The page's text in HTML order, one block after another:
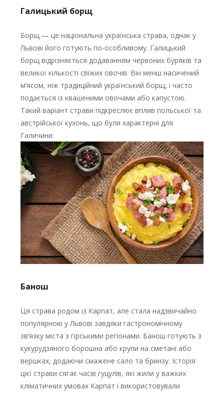
Галицький борщ
Борщ — це національна українська страва, однак у
Львові його готують по-особливому. Галицький
борщ відрізняється додаванням червоних буряків та
великої кількості свіжих овочів. Він менш насичений
м’ясом, ніж традиційний український борщ, і часто
подається із квашеними овочами або капустою.
Такий варіант страви підкреслює вплив польської та
австрійської кухонь, що були характерні для
Галичини.
Банош
Ця страва родом із Карпат, але стала надзвичайно
популярною у Львові завдяки гастрономічному
зв’язку міста з гірськими регіонами. Банош готують з
кукурудзяного борошна або крупи на сметані або
вершках, додаючи смажене сало та бринзу. Історія
цієї страви сягає часів гуцулів, які жили у важких
кліматичних умовах Карпат і використовували